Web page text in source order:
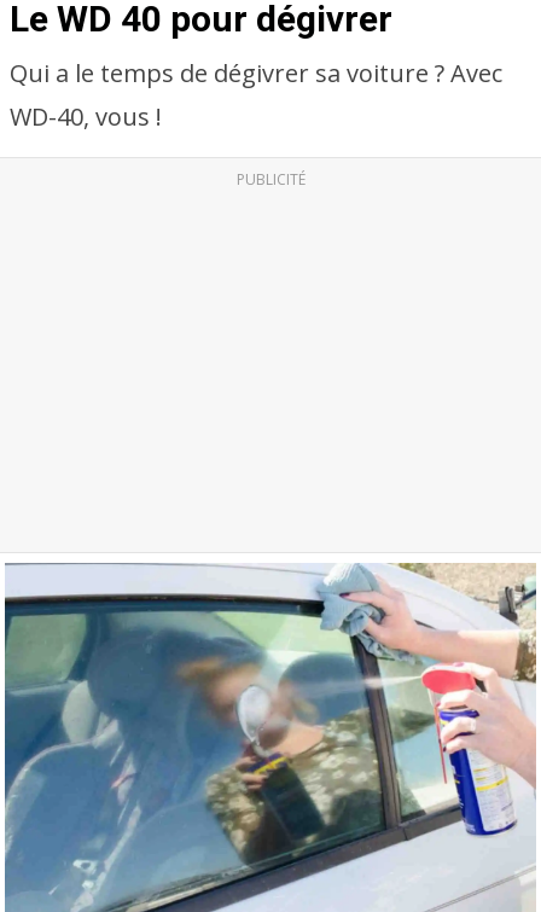
Le WD 40 pour dégivrer
Qui a le temps de dégivrer sa voiture ? Avec
WD-40, vous !
PUBLICITÉ